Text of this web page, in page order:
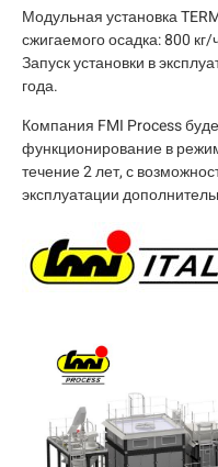
Модульная установка
сжигаемого осадка: 800 кг/
Запуск установки в
года.
Компания FMI Process
функционирование в
течение 2 лет, с
эксплуатации